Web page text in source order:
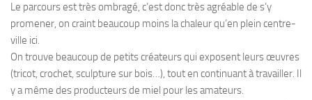
Le parcours est très ombragé, c’est donc très agréable de s’y
promener, on craint beaucoup moins la chaleur qu’en plein centre-
ville ici.
On trouve beaucoup de petits créateurs qui exposent leurs œuvres
(tricot, crochet, sculpture sur bois…), tout en continuant à travailler. Il
y a même des producteurs de miel pour les amateurs.